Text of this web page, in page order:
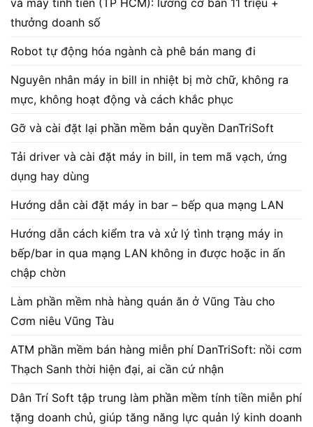
thưởng doanh số
Robot tự động hóa ngành cà phê bán mang đi
Nguyên nhân máy in bill in nhiệt bị mờ chữ, không ra
mực, không hoạt động và cách khắc phục
Gỡ và cài đặt lại phần mềm bản quyền DanTriSoft
Tải driver và cài đặt máy in bill, in tem mã vạch, ứng
dụng hay dùng
Hướng dẫn cài đặt máy in bar – bếp qua mạng LAN
Hướng dẫn cách kiểm tra và xử lý tình trạng máy in
bếp/bar in qua mạng LAN không in được hoặc in ấn
chập chờn
Làm phần mềm nhà hàng quán ăn ở Vũng Tàu cho
Cơm niêu Vũng Tàu
ATM phần mềm bán hàng miễn phí DanTriSoft: nồi cơm
Thạch Sanh thời hiện đại, ai cần cứ nhận
Dân Trí Soft tập trung làm phần mềm tính tiền miễn phí
tặng doanh chủ, giúp tăng năng lực quản lý kinh doanh